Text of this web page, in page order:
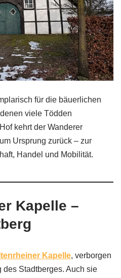
für die bäuerlichen
viele Tödden
kehrt der Wanderer
Ursprung zurück – zur
Handel und Mobilität.
Kapelle –
Kapelle, verborgen
des Stadtberges. Auch sie